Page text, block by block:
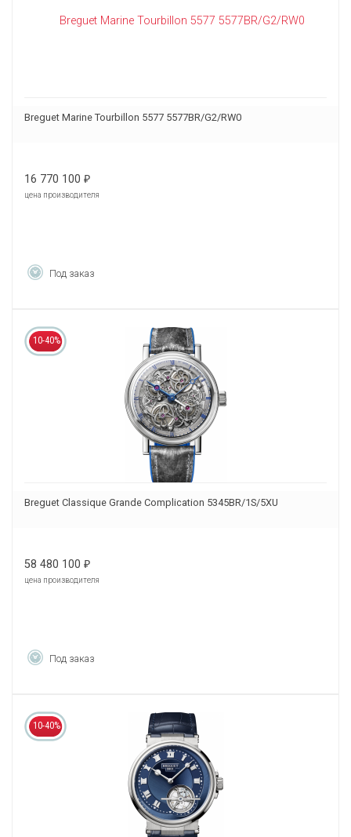
Breguet Marine Tourbillon 5577 5577BR/G2/RW0
16 770 100 ₽
цена производителя
Под заказ
10-40%
Breguet Classique Grande Complication 5345BR/1S/5XU
58 480 100 ₽
цена производителя
Под заказ
10-40%